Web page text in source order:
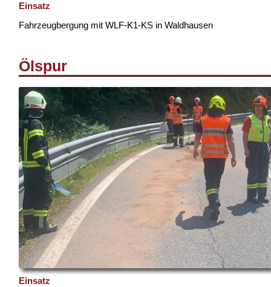
Einsatz
Fahrzeugbergung mit WLF-K1-KS in Waldhausen
Ölspur
Einsatz